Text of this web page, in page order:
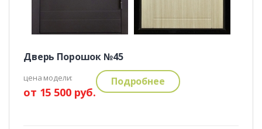
Дверь Порошок №45
цена модели:
от 15 500 руб.
Подробнее